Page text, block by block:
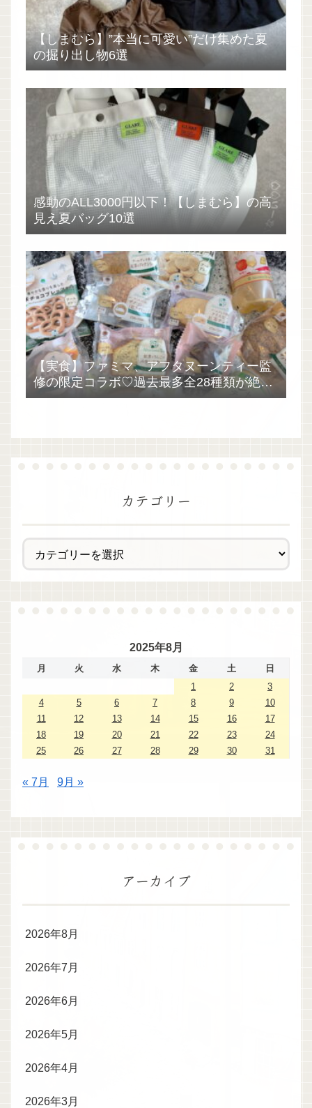
【しまむら】”本当に可愛い”だけ集めた夏
の掘り出し物6選
感動のALL3000円以下！【しまむら】の高
見え夏バッグ10選
【実食】ファミマ、アフタヌーンティー監
修の限定コラボ♡過去最多全28種類が絶品
過ぎた！
カテゴリー
2025年8月
月 火 水 木 金 土
日
1
2
3
4
5 6 7 8 9
10
11
12 13 14 15 16
17
18
19 20 21 22 23
24
25
26 27 28 29 30 31
« 7月 9月 »
アーカイブ
2026年8月
2026年7月
2026年6月
2026年5月
2026年4月
2026年3月